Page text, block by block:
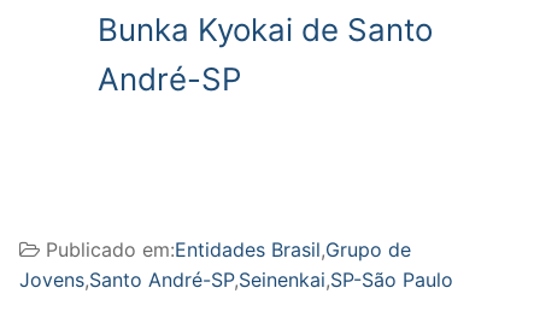
Bunka Kyokai de Santo
André-SP
Publicado em:Entidades Brasil,Grupo de
Jovens,Santo André-SP,Seinenkai,SP-São Paulo